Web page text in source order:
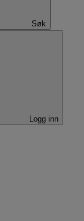
Søk
Logg inn